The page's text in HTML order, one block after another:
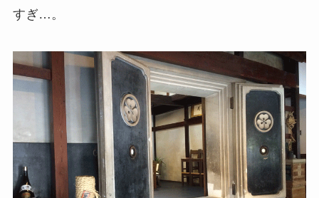
すぎ…。